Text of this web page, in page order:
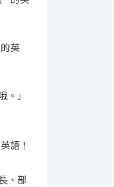
英
。」
語！
、部